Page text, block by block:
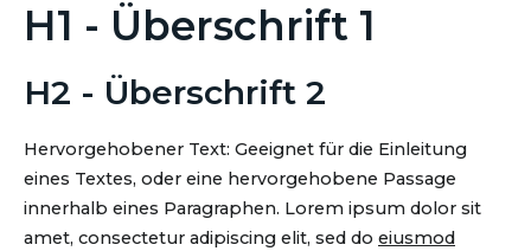
H1 - Überschrift 1
H2 - Überschrift 2
Hervorgehobener Text: Geeignet für die Einleitung
eines Textes, oder eine hervorgehobene Passage
innerhalb eines Paragraphen. Lorem ipsum dolor sit
amet, consectetur adipiscing elit, sed do eiusmod